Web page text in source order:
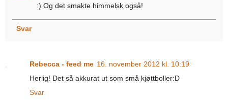
:) Og det smakte himmelsk også!
Svar
Rebecca - feed me 16. november 2012 kl. 10:19
Herlig! Det så akkurat ut som små kjøttboller:D
Svar